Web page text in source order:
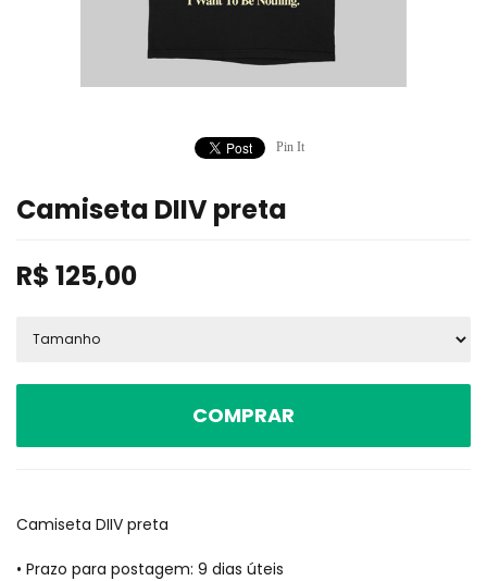
Pin It
Camiseta DIIV preta
R$ 125,00
COMPRAR
Camiseta DIIV preta
• Prazo para postagem: 9 dias úteis